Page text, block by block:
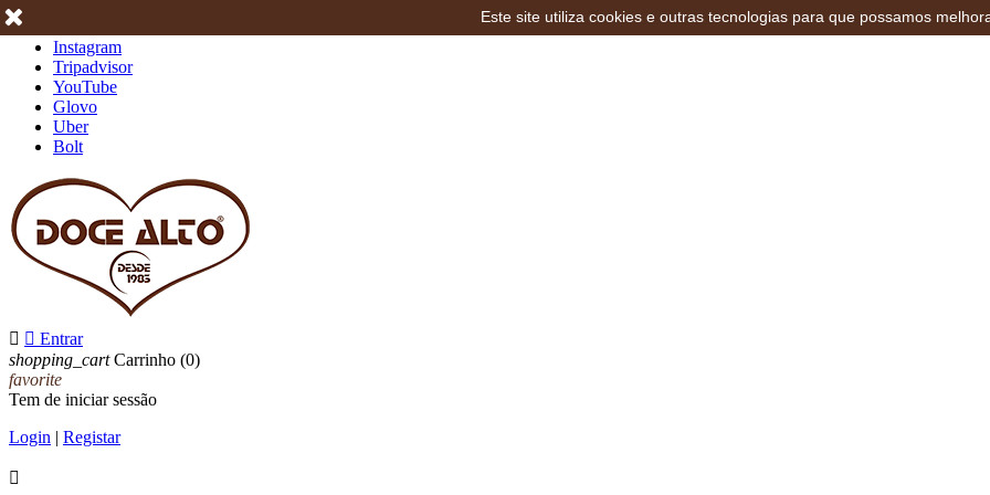
Instagram
Tripadvisor
YouTube
Glovo
Uber
Bolt
  Entrar
shopping_cart Carrinho (0)
favorite
Tem de iniciar sessão
Login | Registar

Este site utiliza cookies e outras tecnologias para que possamos